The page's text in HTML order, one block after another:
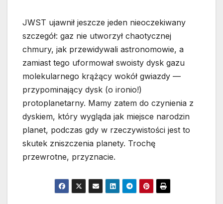
JWST ujawnił jeszcze jeden nieoczekiwany
szczegół: gaz nie utworzył chaotycznej
chmury, jak przewidywali astronomowie, a
zamiast tego uformował swoisty dysk gazu
molekularnego krążący wokół gwiazdy —
przypominający dysk (o ironio!)
protoplanetarny. Mamy zatem do czynienia z
dyskiem, który wygląda jak miejsce narodzin
planet, podczas gdy w rzeczywistości jest to
skutek zniszczenia planety. Trochę
przewrotne, przyznacie.